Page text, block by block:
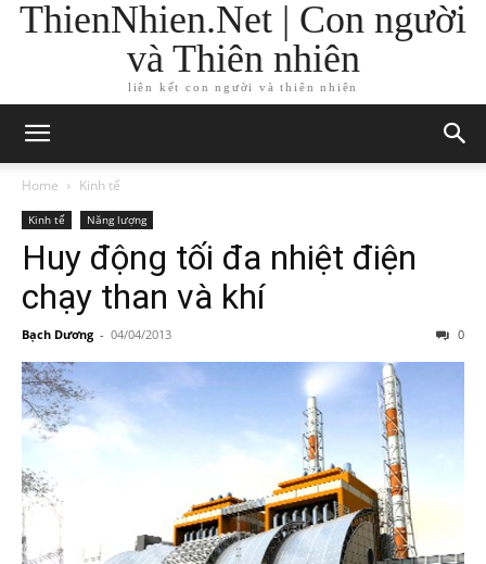
ThienNhien.Net | Con người
và Thiên nhiên
liên kết con người và thiên nhiên
Home Kinh tế
Kinh tế Năng lượng
Huy động tối đa nhiệt điện
chạy than và khí
Bạch Dương - 04/04/2013 0